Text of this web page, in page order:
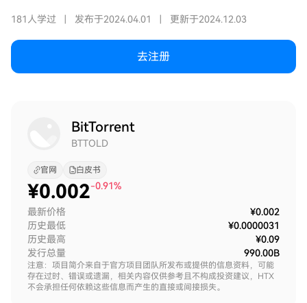
181人学过 发布于2024.04.01 更新于2024.12.03
去注册
BitTorrent
BTTOLD
官网 白皮书
¥0.002-0.91%
最新价格
¥0.002
历史最低
¥0.0000031
历史最高
¥0.09
发行总量
990.00B
注意：项目简介来自于官方项目团队所发布或提供的信息资料，可能
存在过时、错误或遗漏，相关内容仅供参考且不构成投资建议，HTX
不会承担任何依赖这些信息而产生的直接或间接损失。